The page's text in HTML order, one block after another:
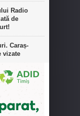
Radio
de
Caraș-
vizate